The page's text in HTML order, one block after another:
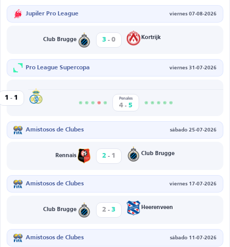
Jupiler Pro League viernes 07-08-2026
Club Brugge 3 - 0 Kortrijk
Pro League Supercopa viernes 31-07-2026
1 - 1 Penales
4 - 5
Amistosos de Clubes sábado 25-07-2026
Rennais 2 - 1 Club Brugge
Amistosos de Clubes viernes 17-07-2026
Club Brugge 2 - 3 Heerenveen
Amistosos de Clubes sábado 11-07-2026